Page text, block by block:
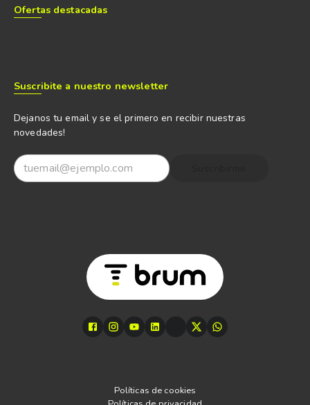
Ofertas destacadas
Suscribite a nuestro newsletter
Dejanos tu email y se el primero en recibir nuestras
novedades!
Políticas de cookies